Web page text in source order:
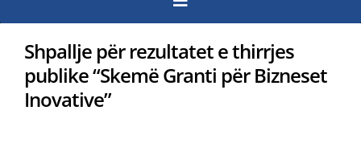
Shpallje për rezultatet e thirrjes
publike “Skemë Granti për Bizneset
Inovative”